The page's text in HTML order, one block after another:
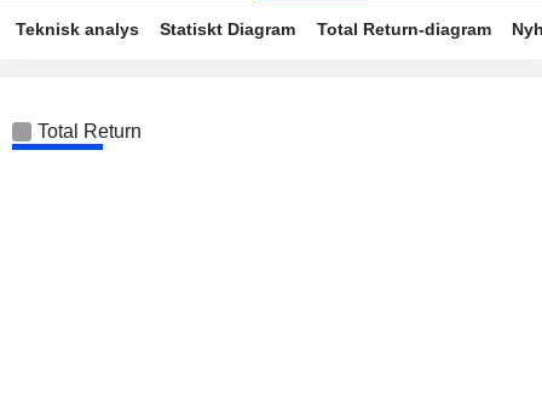
Teknisk analys Statiskt Diagram Total Return-diagram
Total Return